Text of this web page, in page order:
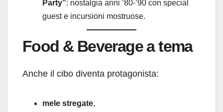
Party”: nostalgia anni ’80-’90 con special
guest e incursioni mostruose.
Food & Beverage a tema
Anche il cibo diventa protagonista:
mele stregate,